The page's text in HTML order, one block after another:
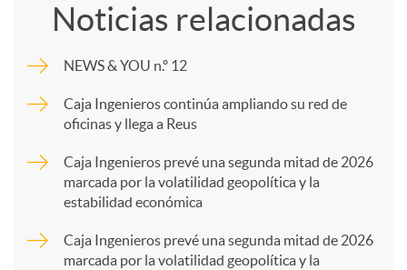
m
p
a
Noticias relacionadas
NEWS & YOU n.º 12
Caja Ingenieros continúa ampliando su red de
oficinas y llega a Reus
Caja Ingenieros prevé una segunda mitad de 2026
marcada por la volatilidad geopolítica y la
estabilidad económica
Caja Ingenieros prevé una segunda mitad de 2026
marcada por la volatilidad geopolítica y la